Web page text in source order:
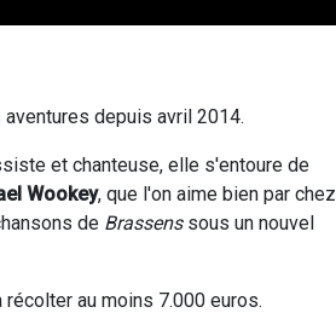
depuis avril 2014.
et chanteuse, elle s'entoure de
Wookey, que l'on aime bien par chez
de Brassenssous un nouvel
au moins 7.000 euros.